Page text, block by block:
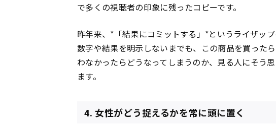
で多くの視聴者の印象に残ったコピーです。
昨年来、*「結果にコミットする」*というライザッ
数字や結果を明示しないまでも、この商品を買った
わなかったらどうなってしまうのか、見る人にそう
ます。
4. 女性がどう捉えるかを常に頭に置く